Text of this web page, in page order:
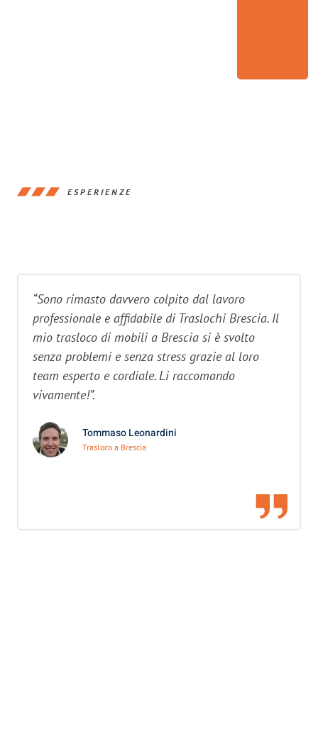
ESPERIENZE
“Sono rimasto davvero colpito dal lavoro
professionale e affidabile di Traslochi Brescia. Il
mio trasloco di mobili a Brescia si è svolto
senza problemi e senza stress grazie al loro
team esperto e cordiale. Li raccomando
vivamente!”.
Tommaso Leonardini
Trasloco a Brescia